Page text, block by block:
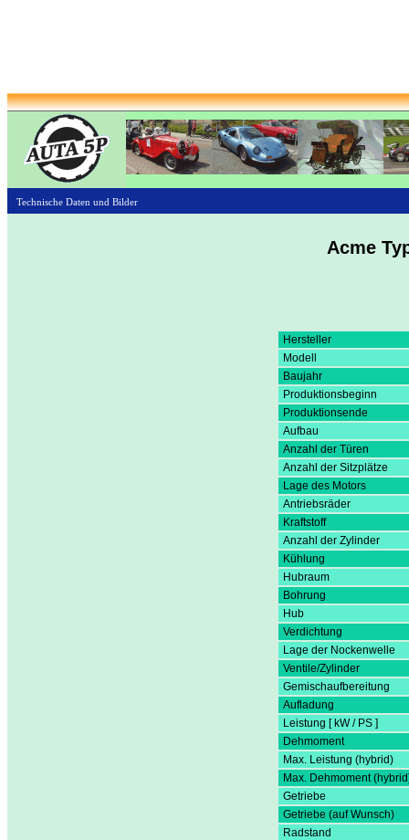
Technische Daten und Bilder
Acme
Hersteller
Modell
Baujahr
Produktionsbeginn
Produktionsende
Aufbau
Anzahl der Türen
Anzahl der Sitzplätze
Lage des Motors
Antriebsräder
Kraftstoff
Anzahl der Zylinder
Kühlung
Hubraum
Bohrung
Hub
Verdichtung
Lage der Nockenwelle
Ventile/Zylinder
Gemischaufbereitung
Aufladung
Leistung [ kW / PS ]
Dehmoment
Max. Leistung (hybrid)
Max. Dehmoment
Getriebe
Getriebe (auf Wunsch)
Radstand